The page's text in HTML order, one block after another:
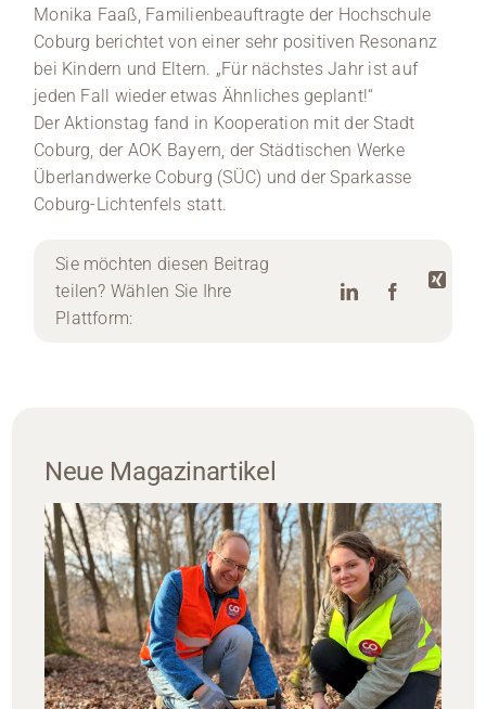
Monika Faaß, Familienbeauftragte der Hochschule
Coburg berichtet von einer sehr positiven Resonanz
bei Kindern und Eltern. „Für nächstes Jahr ist auf
jeden Fall wieder etwas Ähnliches geplant!“
Der Aktionstag fand in Kooperation mit der Stadt
Coburg, der AOK Bayern, der Städtischen Werke
Überlandwerke Coburg (SÜC) und der Sparkasse
Coburg-Lichtenfels statt.
Sie möchten diesen Beitrag
teilen? Wählen Sie Ihre
Plattform:
Neue Magazinartikel